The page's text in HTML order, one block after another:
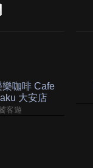
樂咖啡 Cafe
大安店
客遊